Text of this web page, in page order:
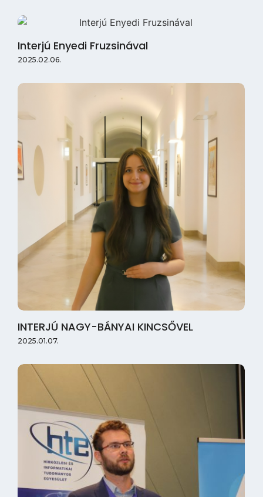
Interjú Enyedi Fruzsinával
2025.02.06.
INTERJÚ NAGY-BÁNYAI KINCSŐVEL
2025.01.07.